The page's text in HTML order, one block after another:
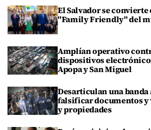
El Salvador se
"Family Friendly" del
Amplían operativo
dispositivos
Apopa y San Miguel
Desarticulan una banda
falsificar documentos y
y propiedades